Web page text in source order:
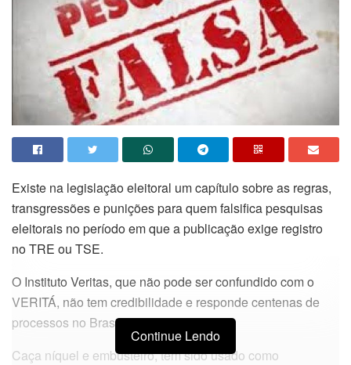
Existe na legislação eleitoral um capítulo sobre as regras,
transgressões e punições para quem falsifica pesquisas
eleitorais no período em que a publicação exige registro
no TRE ou TSE.
O Instituto Veritas, que não pode ser confundido com o
VERITÁ, não tem credibilidade e responde centenas de
processos no Brasil.
Caça níquel e embusteiro, tem sido usado como
Continue Lendo